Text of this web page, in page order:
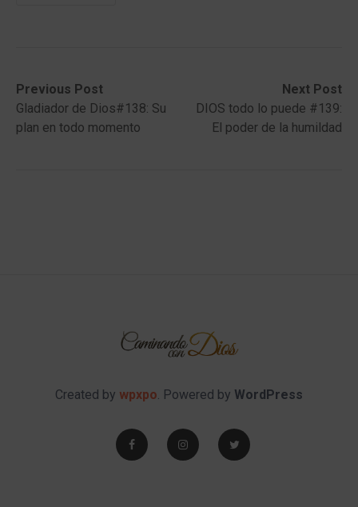
Post
navigation
Previous Post
Previous
post:Gladiador de Dios#138: Su
plan en todo momento
Next Post
Next
post:
DIOS todo lo puede #139:
El poder de la humildad
Created by wpxpo. Powered by WordPress